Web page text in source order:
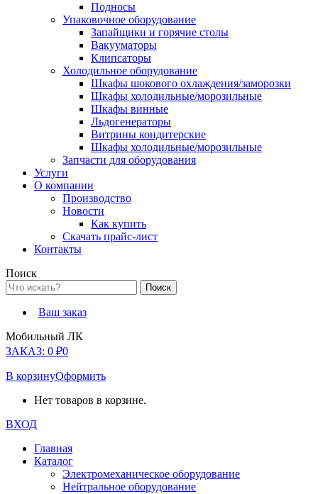
Подносы
Упаковочное оборудование
Запайщики и горячие столы
Вакууматоры
Клипсаторы
Холодильное оборудование
Шкафы шокового охлаждения/заморозки
Шкафы холодильные/морозильные
Шкафы винные
Льдогенераторы
Витрины кондитерские
Шкафы холодильные/морозильные
Запчасти для оборудования
Услуги
О компании
Производство
Новости
Как купить
Скачать прайс-лист
Контакты
Поиск
Ваш заказ
Мобильный ЛК
ЗАКАЗ: 0 ₽0
В корзинуОформить
Нет товаров в корзине.
ВХОД
Главная
Каталог
Электромеханическое оборудование
Нейтральное оборудование